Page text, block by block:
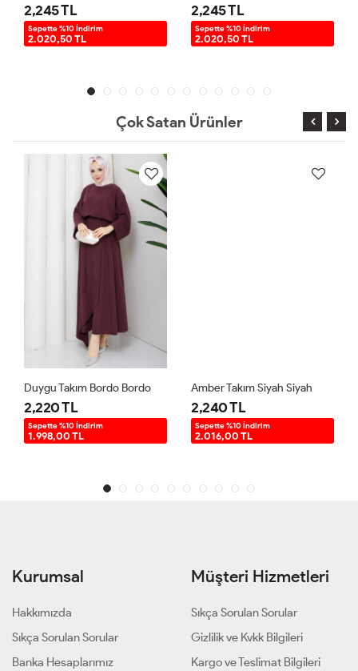
2,245 TL
Sepette %10 İndirim
2.020,50 TL
2,245 TL
Sepette %10 İndirim
2.020,50 TL
Çok Satan Ürünler
Duygu Takım Bordo Bordo
2,220 TL
Sepette %10 İndirim
1.998,00 TL
Amber Takım Siyah Siyah
2,240 TL
Sepette %10 İndirim
2.016,00 TL
Kurumsal
Hakkımızda
Sıkça Sorulan Sorular
Banka Hesaplarımız
Müşteri Hizmetleri
Sıkça Sorulan Sorular
Gizlilik ve Kvkk Bilgileri
Kargo ve Teslimat Bilgileri